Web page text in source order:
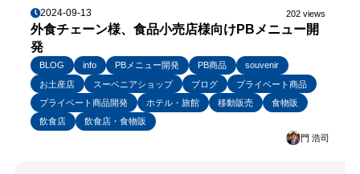
2024-09-13 202 views
外食チェーン様、食品小売店様向けPBメニュー開
発
BLOG info PBメニュー開発 PB商品
souvenir
お土産店
スーベニアショップ ブログ
プライベート商品
プライベート商品開発
ホテル・旅館 移動販売
食物販
飲食店
飲食店・食物販
門 浩司